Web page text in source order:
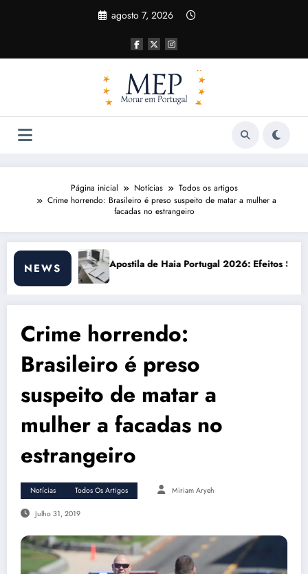
agosto 7, 2026
Página inicial Notícias
Todos os artigos
Crime horrendo: Brasileiro é preso suspeito de matar a mulher a
facadas no estrangeiro
NEWS
Portugal 2026: Efeitos Surpreendentes e OportunidadesCusto de vida
Crime horrendo:
Brasileiro é preso
suspeito de matar a
mulher a facadas no
estrangeiro
Notícias Todos Os Artigos Miriam Aryeh
Julho 31, 2019